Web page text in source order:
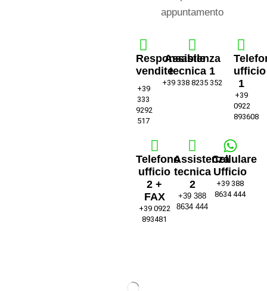
appuntamento
Responsabile
vendite
+39
333
9292
517
Assistenza
tecnica 1
+39 338 8235 352
ufficio
1
+39
0922
893608
Telefono
ufficio
2 +
FAX
+39 0922
893481
Assistenza
tecnica
2
+39 388
8634 444
Cellulare
Ufficio
+39 388
8634 444